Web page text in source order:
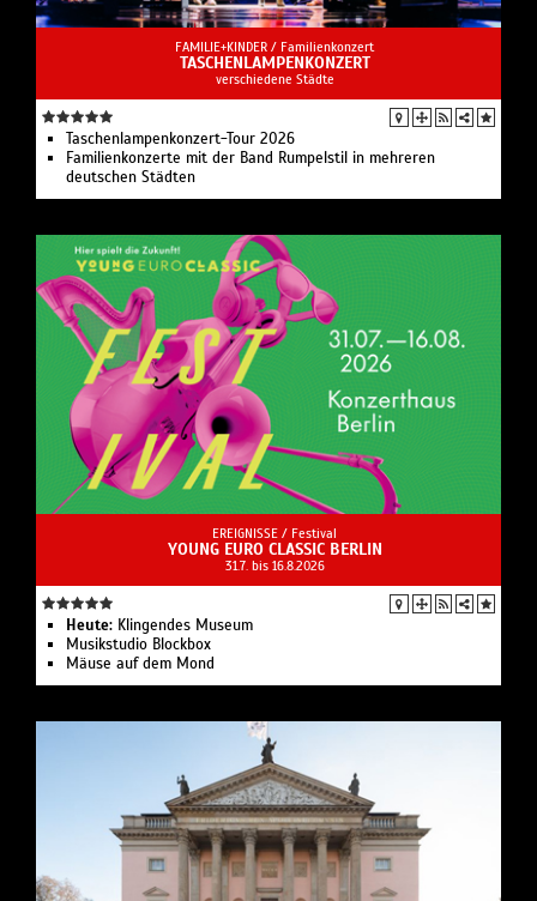
FAMILIE+KINDER / Familienkonzert
TASCHENLAMPENKONZERT
verschiedene Städte
Taschenlampenkonzert-Tour 2026
Familienkonzerte mit der Band Rumpelstil in mehreren
deutschen Städten
EREIGNISSE / Festival
YOUNG EURO CLASSIC BERLIN
31.7. bis 16.8.2026
Heute: Klingendes Museum
Musikstudio Blockbox
Mäuse auf dem Mond